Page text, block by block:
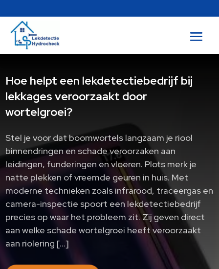
Hoe helpt een lekdetectiebedrijf bij
lekkages veroorzaakt door
wortelgroei?
Stel je voor dat boomwortels langzaam je riool
binnendringen en schade veroorzaken aan
leidingen, funderingen en vloeren. Plots merk je
natte plekken of vreemde geuren in huis. Met
moderne technieken zoals infrarood, traceergas en
camera-inspectie spoort een lekdetectiebedrijf
precies op waar het probleem zit. Zij geven direct
aan welke schade wortelgroei heeft veroorzaakt
aan riolering […]